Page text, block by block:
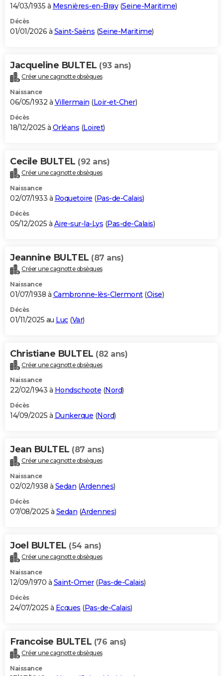
14/03/1935 à Mesnières-en-Bray(Seine-Maritime)
Décès
01/01/2026 à Saint-Saëns (Seine-Maritime)
Jacqueline BULTEL (93 ans)
Créer une cagnotte obsèques
Naissance
06/05/1932 à Villermain (Loir-et-Cher)
Décès
18/12/2025 à Orléans (Loiret)
Cecile BULTEL (92 ans)
Créer une cagnotte obsèques
Naissance
02/07/1933 à Roquetoire (Pas-de-Calais)
Décès
05/12/2025 à Aire-sur-la-Lys (Pas-de-Calais)
Jeannine BULTEL (87 ans)
Créer une cagnotte obsèques
Naissance
01/07/1938 à Cambronne-lès-Clermont(Oise)
Décès
01/11/2025 au Luc(Var)
Christiane BULTEL (82 ans)
Créer une cagnotte obsèques
Naissance
22/02/1943 à Hondschoote (Nord)
Décès
14/09/2025 à Dunkerque (Nord)
Jean BULTEL (87 ans)
Créer une cagnotte obsèques
Naissance
02/02/1938 à Sedan (Ardennes)
Décès
07/08/2025 à Sedan (Ardennes)
Joel BULTEL (54 ans)
Créer une cagnotte obsèques
Naissance
12/09/1970 à Saint-Omer(Pas-de-Calais)
Décès
24/07/2025 à Ecques (Pas-de-Calais)
Francoise BULTEL (76 ans)
Créer une cagnotte obsèques
Naissance